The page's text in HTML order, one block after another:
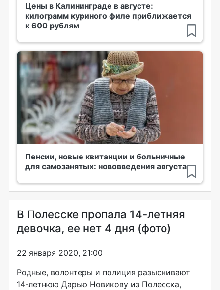
Цены в Калининграде в августе:
килограмм куриного филе приближается
к 600 рублям
Пенсии, новые квитанции и больничные
для самозанятых: нововведения августа
В Полесске пропала 14-летняя
девочка, ее нет 4 дня (фото)
22 января 2020, 21:00
Родные, волонтеры и полиция разыскивают
14-летнюю Дарью Новикову из Полесска,